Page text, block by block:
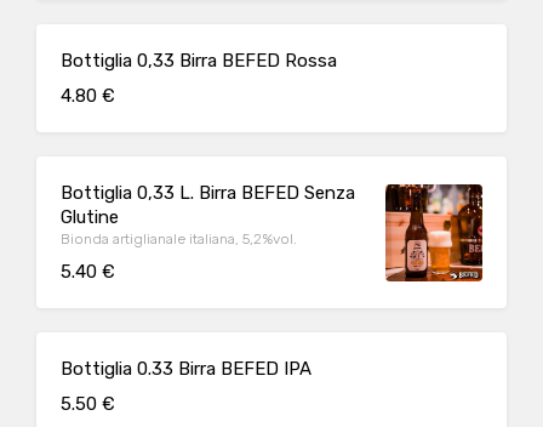
Bottiglia 0,33 Birra BEFED Rossa
4.80 €
Bottiglia 0,33 L. Birra BEFED Senza
Glutine
Bionda artiglianale italiana, 5,2%vol.
5.40 €
Bottiglia 0.33 Birra BEFED IPA
5.50 €